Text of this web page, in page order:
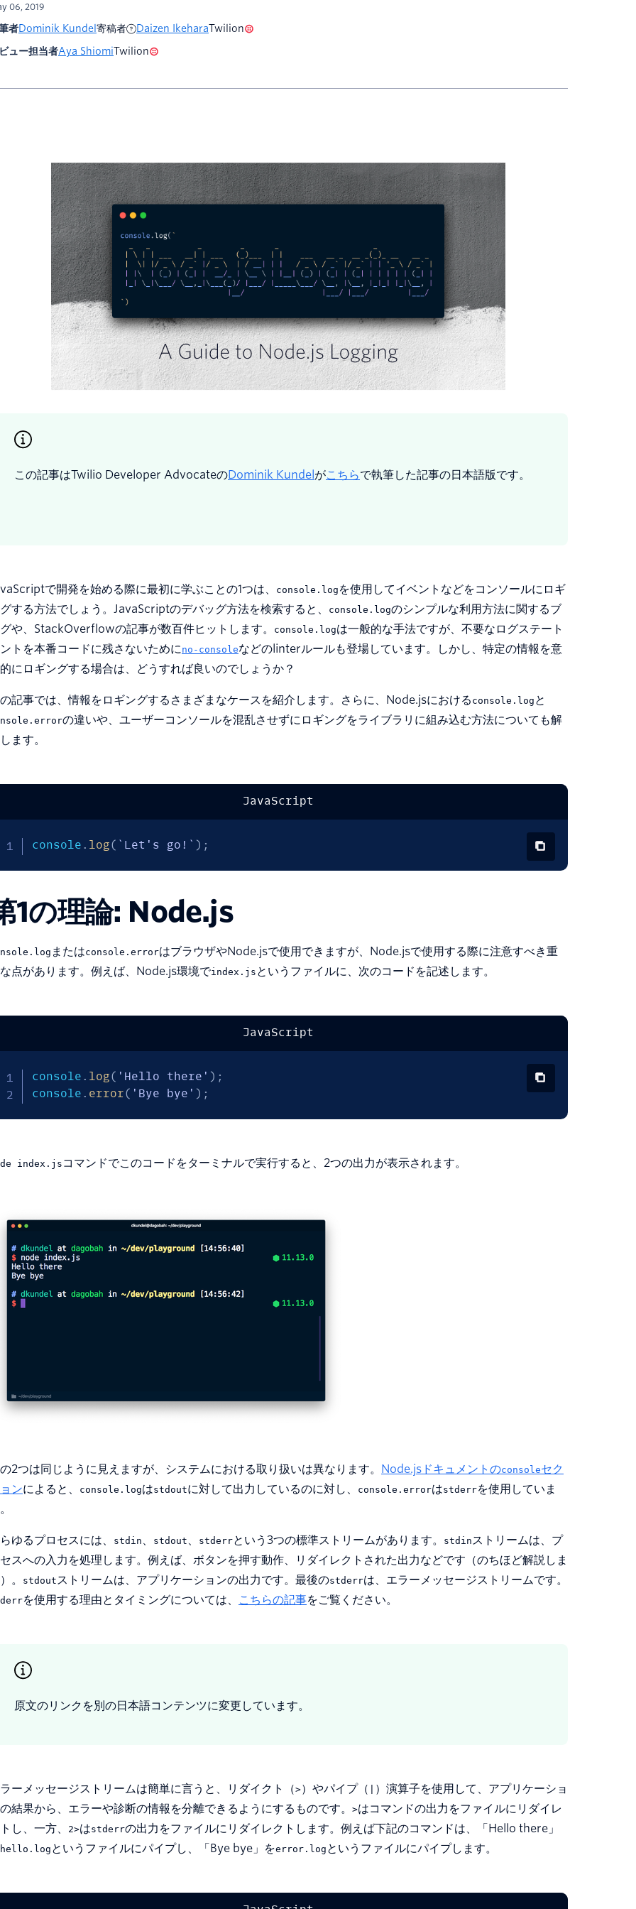
06, 2019
者Dominik Kundel 寄稿者 Daizen IkeharaTwilion
ュー担当者Aya ShiomiTwilion
この記事はTwilio Developer AdvocateのDominik Kundelがこちらで執筆した記事の日本語版です。
で開発を始める際に最初に学ぶことの1つは、 console.log を使用してイベントなどをコンソールにロギ
する方法でしょう。JavaScriptのデバッグ方法を検索すると、
console.logのシンプルな利用方法に関するブ
や、StackOverflowの記事が数百件ヒットします。
console.logは一般的な手法ですが、不要なログステート
トを本番コードに残さないためにno-consoleなどのlinterルールも登場しています。しかし、特定の情報を意
にロギングする場合は、どうすれば良いのでしょうか？
記事では、情報をロギングするさまざまなケースを紹介します。さらに、Node.jsにおける console.log と
の違いや、ユーザーコンソールを混乱させずにロギングをライブラリに組み込む方法についても解
ます。
JavaScript
console . log( ` Let's go! ` ) ;
1の理論: Node.js
またはconsole.errorはブラウザやNode.jsで使用できますが、Node.jsで使用する際に注意すべき重
点があります。例えば、Node.js環境でindex.js というファイルに、次のコードを記述します。
JavaScript
console . log( 'Hello there' ) ;
console . error( 'Bye bye' ) ;
index.js コマンドでこのコードをターミナルで実行すると、2つの出力が表示されます。
2つは同じように見えますが、システムにおける取り扱いは異なります。 Node.jsドキュメントのconsoleセク
ンによると、 console.logはstdoutに対して出力しているのに対し、 console.errorはstderrを使用していま
ゆるプロセスには、 stdin 、 stdout 、 stderrという3つの標準ストリームがあります。 stdinストリームは、プ
スへの入力を処理します。例えば、ボタンを押す動作、リダイレクトされた出力などです（のちほど解説しま
。
stdoutストリームは、アプリケーションの出力です。最後のstderrは、エラーメッセージストリームです。
を使用する理由とタイミングについては、 こちらの記事をご覧ください。
原文のリンクを別の日本語コンテンツに変更しています。
ーメッセージストリームは簡単に言うと、リダイクト（>）やパイプ（
）演算子を使用して、アプリケーショ
結果から、エラーや診断の情報を分離できるようにするものです。
>はコマンドの出力をファイルにリダイレ
し、一方、
2>はstderrの出力をファイルにリダイレクトします。例えば下記のコマンドは、「Hello there」
hello.log というファイルにパイプし、「Bye bye」をerror.log というファイルにパイプします。